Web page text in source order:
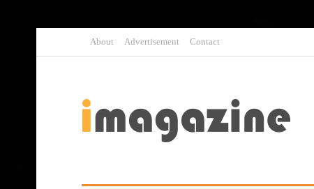
About Advertisement Contact